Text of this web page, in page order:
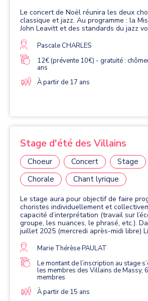
Le concert de Noël réunira les deux
classique et jazz. Au programme : la
John Leavitt et des standards du jazz
Pascale CHARLES
12€ (prévente 10€) - gratuité :
ans
À partir de 17 ans
Stage d'été des Villains
Choeur Concert Stage
Chorale
Chant lyrique
Le stage aura pour objectif de faire
choristes individuellement et
capacité d’interprétation (travail sur
groupe, les nuances, le phrasé, etc.). Dates : 5 au 13
juillet 2025 (mercredi après-midi libre) Lieu : Lycée La
technique vocale, interprétation de
(participation obligatoire à deux tuttis
ensembles (un petit ensemble
ensemble facultatif). Restitution
de stage. Répertoire : Tutti 1 - Extraits de "From the
Bavarian Highlands" d'Edward Elgar Tutti 2 - Stabat
Mater" de Josef Rheinberger Les morceaux sont à
Marie Thérèse PAULAT
Le montant de l’inscription au stage
les membres des Villains de Massy,
membres
À partir de 15 ans